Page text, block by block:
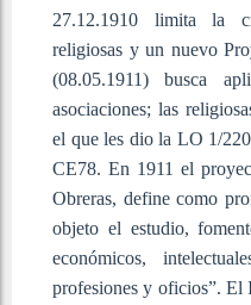
27.12.1910 limita la
religiosas y un nuevo
(08.05.1911) busca
asociaciones; las
el que les dio la LO 1/
CE78. En 1911 el
Obreras, define como
objeto el estudio,
económicos,
profesiones y oficios”. El